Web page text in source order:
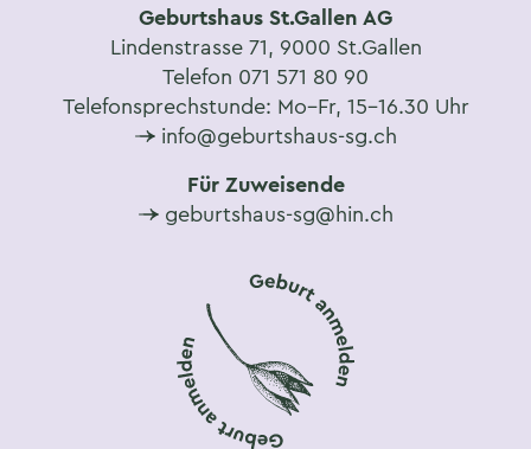
Geburtshaus St.Gallen AG
Lindenstrasse 71, 9000 St.Gallen
Telefon 071 571 80 90
Telefonsprechstunde: Mo–Fr, 15–16.30 Uhr
info@geburtshaus-sg.ch
Für Zuweisende
geburtshaus-sg@hin.ch